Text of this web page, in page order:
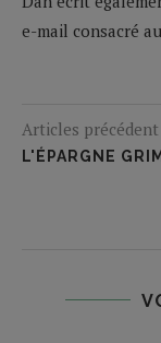
e-mail consacré
Articles précédent
L'ÉPARGNE